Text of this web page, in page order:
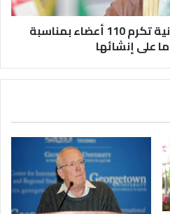
جمعية الصحفيين العمانية تكرم 110 أعضاء بمناسبة